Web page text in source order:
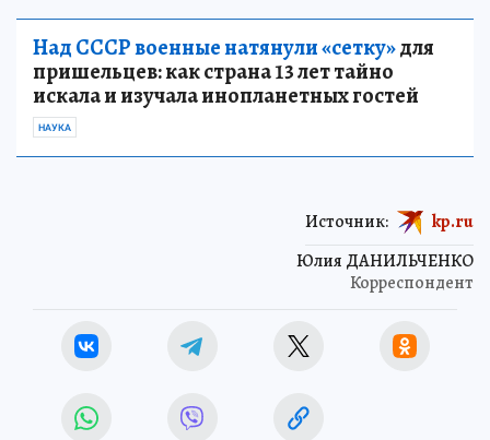
Над СССР военные натянули «сетку»для
пришельцев: как страна 13 лет тайно
искала и изучала инопланетных гостей
НАУКА
Юлия ДАНИЛЬЧЕНКО
Корреспондент
Источник: kp.ru